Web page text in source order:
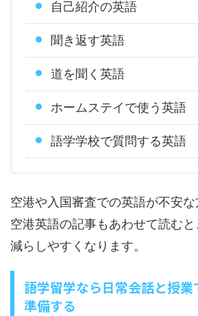
自己紹介の英語
聞き返す英語
道を聞く英語
ホームステイで使う英語
語学学校で質問する英語
空港や入国審査での英語が不安
空港英語の記事もあわせて読む
減らしやすくなります。
語学留学なら日常会話と授業
準備する